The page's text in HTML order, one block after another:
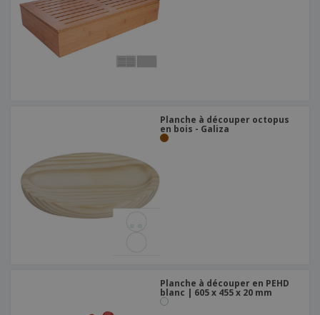
Planche à découper octopus
en bois - Galiza
Planche à découper en PEHD
blanc | 605 x 455 x 20 mm